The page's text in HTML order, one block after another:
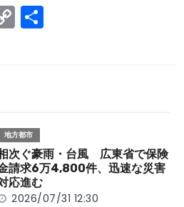
C
o
n
k
地方都市
次ぐ豪雨・台風 広東省で保険
請求6万4,800件、迅速な災害
応進む
2026/07/31 12:30